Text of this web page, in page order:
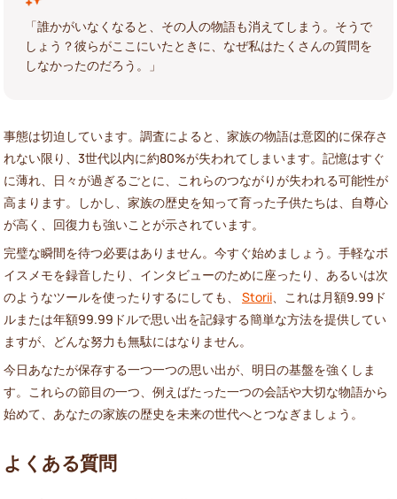
「誰かがいなくなると、その人の物語も消えてしまう。そうで
しょう？彼らがここにいたときに、なぜ私はたくさんの質問を
しなかったのだろう。」
事態は切迫しています。調査によると、家族の物語は意図的に保存さ
れない限り、3世代以内に約80%が失われてしまいます。記憶はすぐ
に薄れ、日々が過ぎるごとに、これらのつながりが失われる可能性が
高まります。しかし、家族の歴史を知って育った子供たちは、自尊心
が高く、回復力も強いことが示されています。
完璧な瞬間を待つ必要はありません。今すぐ始めましょう。手軽なボ
イスメモを録音したり、インタビューのために座ったり、あるいは次
のようなツールを使ったりするにしても、 Storii 、これは月額9.99ド
ルまたは年額99.99ドルで思い出を記録する簡単な方法を提供してい
ますが、どんな努力も無駄にはなりません。
今日あなたが保存する一つ一つの思い出が、明日の基盤を強くしま
す。これらの節目の一つ、例えばたった一つの会話や大切な物語から
始めて、あなたの家族の歴史を未来の世代へとつなぎましょう。
よくある質問